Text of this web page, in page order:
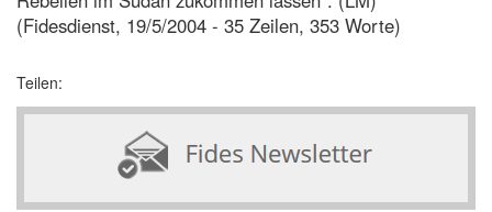
(Fidesdienst, 19/5/2004 - 35 Zeilen, 353 Worte)
Teilen: